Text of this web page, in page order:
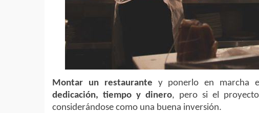
Montar un restaurante y ponerlo en marcha
dedicación, tiempo y dinero, pero si el
considerándose como una buena inversión.